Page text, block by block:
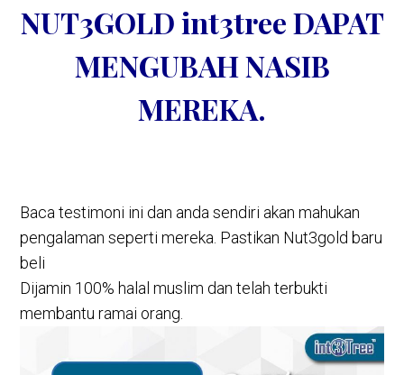
NUT3GOLD int3tree DAPAT
MENGUBAH NASIB
MEREKA.
Baca testimoni ini dan anda sendiri akan mahukan
pengalaman seperti mereka. Pastikan Nut3gold baru
beli
Dijamin 100% halal muslim dan telah terbukti
membantu ramai orang.